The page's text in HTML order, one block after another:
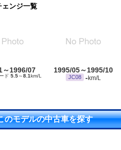
ェンジ一覧
～1996/07
ド 5.5～8.1km/L
1995/05～1995/10
JC08 - km/L
のモデルの中古車を探す